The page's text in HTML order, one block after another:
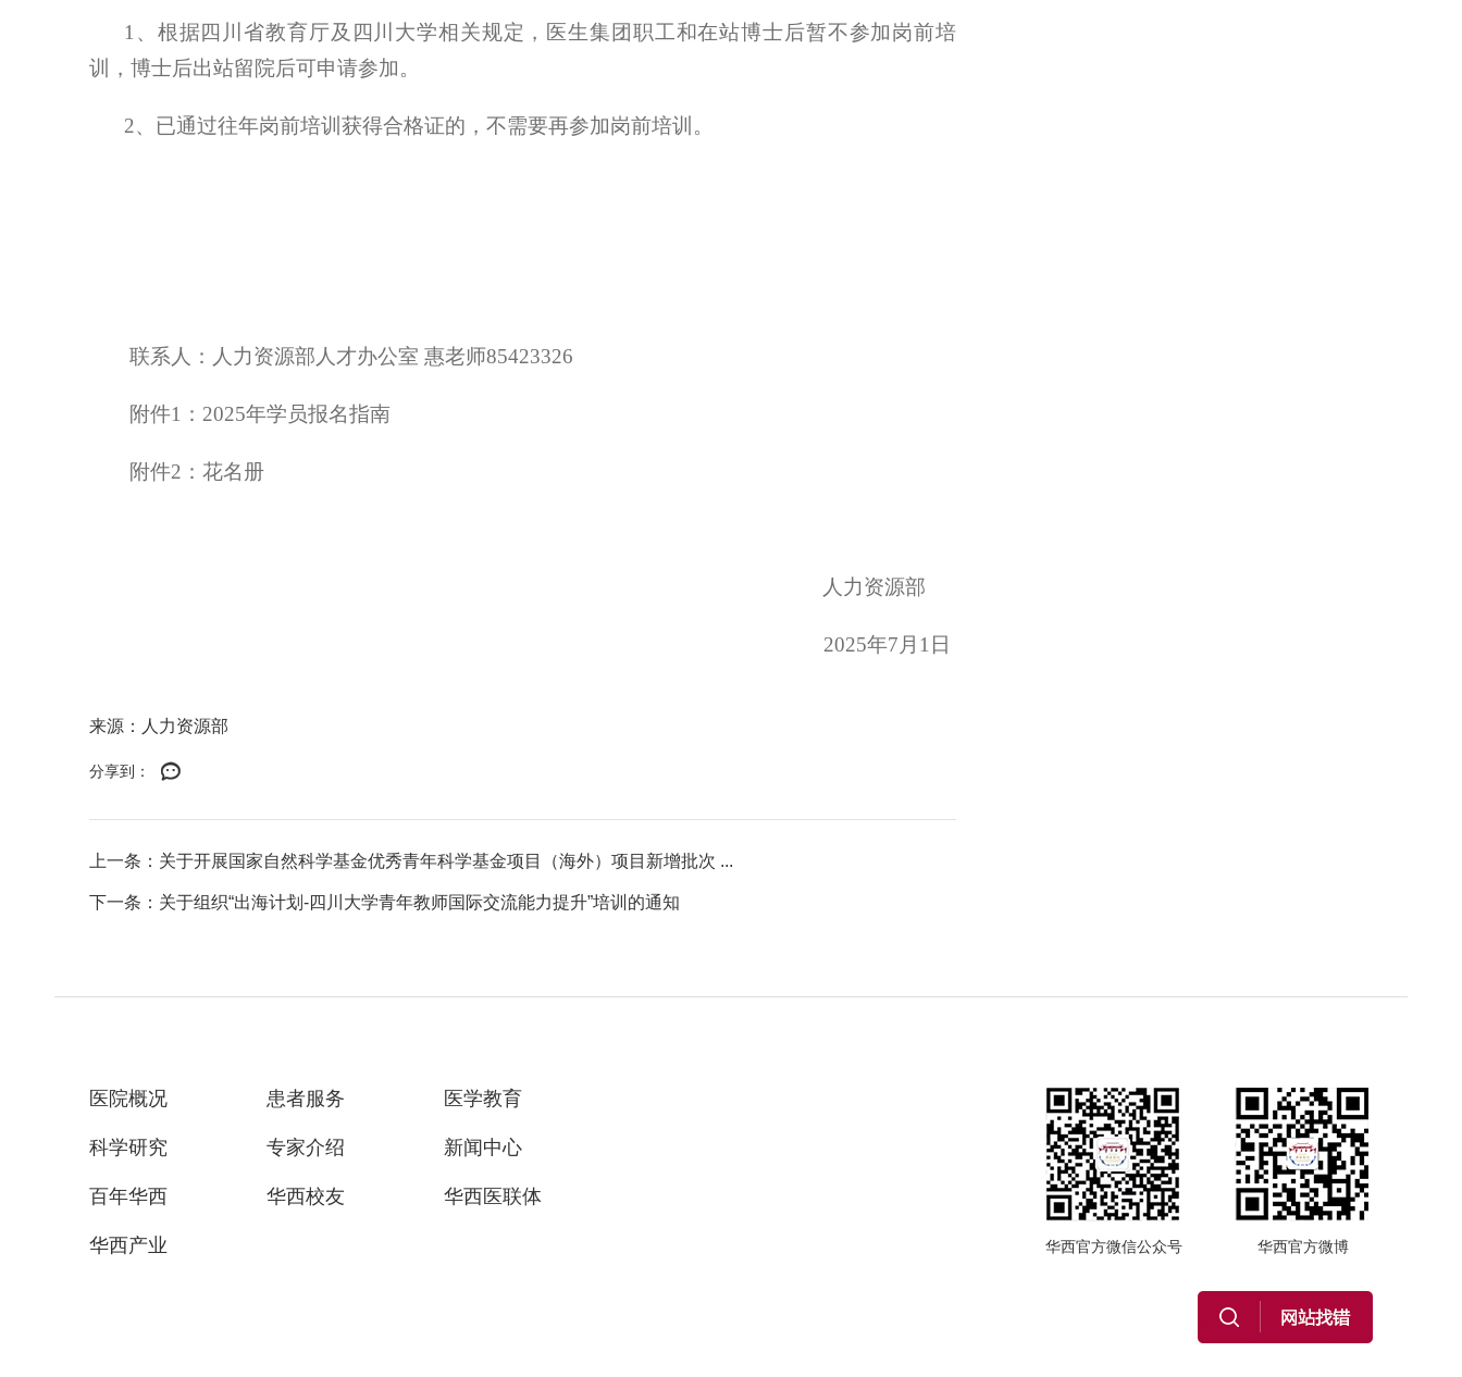
1 、根据四川省教育厅及四川大学相关规定，医生集团职工和在站博士后暂不参加岗前培
训，博士后出站留院后可申请参加。
2、 已通过往年岗前培训获得合格证的，不需要再参加岗前培训。
联系人：人力资源部人才办公室 惠老师85423326
附件1： 2025年学员报名指南
附件2：花名册
人力资源部
2025年7 月 1 日
来源：人力资源部
分享到：
上一条：关于开展国家自然科学基金优秀青年科学基金项目（海外）项目新增批次 ...
下一条：关于组织“出海计划-四川大学青年教师国际交流能力提升”培训的通知
医院概况 患者服务 医学教育
科学研究 专家介绍 新闻中心
百年华西 华西校友 华西医联体
华西产业 华西官方微信公众号 华西官方微博